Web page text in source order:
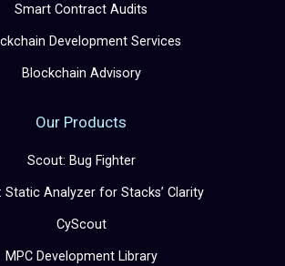
Smart Contract Audits
Development Services
Blockchain Advisory
Our Products
Scout: Bug Fighter
Static Analyzer for Stacks’ Clarity
CyScout
MPC Development Library